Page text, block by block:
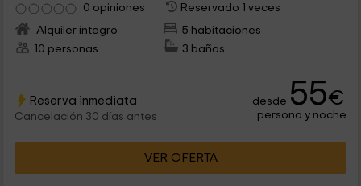
0 opiniones
Reservado 1 veces
Alquiler íntegro
5 habitaciones
10 personas
3 baños
Reserva inmediata
Cancelación 30 días antes
desde 55€
persona y noche
VER OFERTA